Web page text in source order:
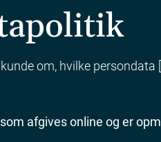
om, hvilke persondata
afgives online og er